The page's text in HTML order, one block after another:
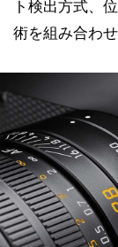
ト検出方式、
術を組み合わ